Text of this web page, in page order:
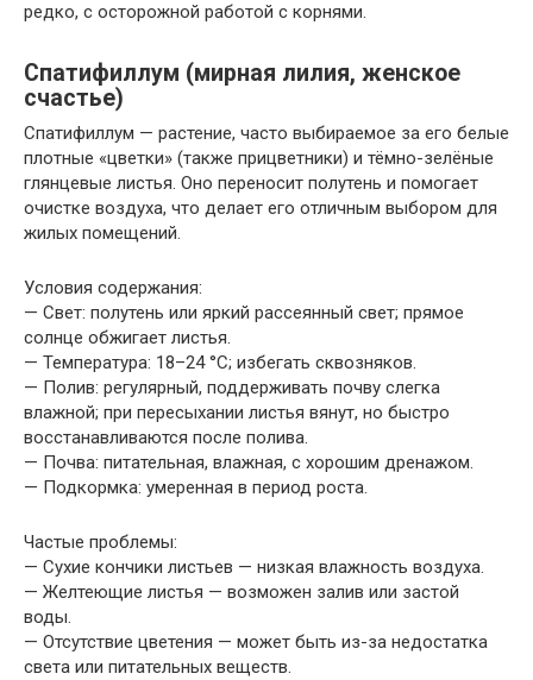
редко, с осторожной работой с корнями.
Спатифиллум (мирная лилия, женское
счастье)
Спатифиллум — растение, часто выбираемое за его белые
плотные «цветки» (также прицветники) и тёмно-зелёные
глянцевые листья. Оно переносит полутень и помогает
очистке воздуха, что делает его отличным выбором для
жилых помещений.
Условия содержания:
— Свет: полутень или яркий рассеянный свет; прямое
солнце обжигает листья.
— Температура: 18–24 °C; избегать сквозняков.
— Полив: регулярный, поддерживать почву слегка
влажной; при пересыхании листья вянут, но быстро
восстанавливаются после полива.
— Почва: питательная, влажная, с хорошим дренажом.
— Подкормка: умеренная в период роста.
Частые проблемы:
— Сухие кончики листьев — низкая влажность воздуха.
— Желтеющие листья — возможен залив или застой
воды.
— Отсутствие цветения — может быть из-за недостатка
света или питательных веществ.